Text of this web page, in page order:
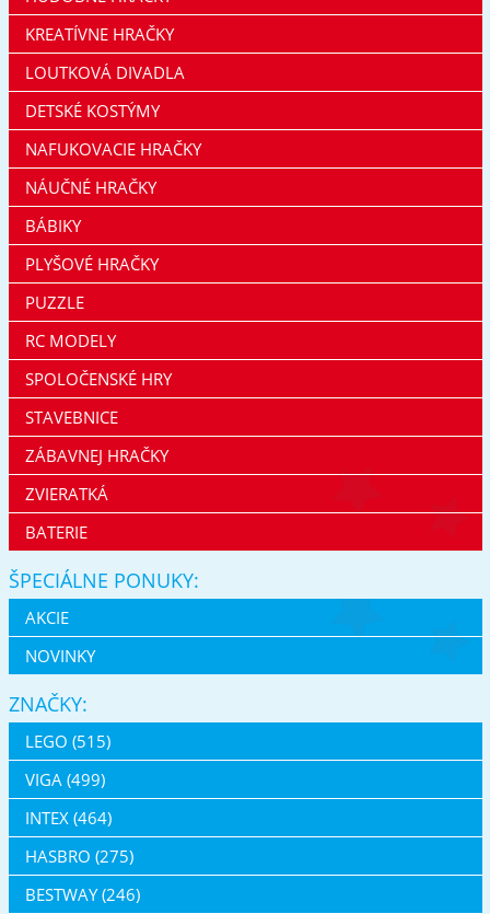
KREATÍVNE HRAČKY
LOUTKOVÁ DIVADLA
DETSKÉ KOSTÝMY
NAFUKOVACIE HRAČKY
NÁUČNÉ HRAČKY
BÁBIKY
PLYŠOVÉ HRAČKY
PUZZLE
RC MODELY
SPOLOČENSKÉ HRY
STAVEBNICE
ZÁBAVNEJ HRAČKY
ZVIERATKÁ
BATERIE
ŠPECIÁLNE PONUKY:
AKCIE
NOVINKY
ZNAČKY:
LEGO (515)
VIGA (499)
INTEX (464)
HASBRO (275)
BESTWAY (246)